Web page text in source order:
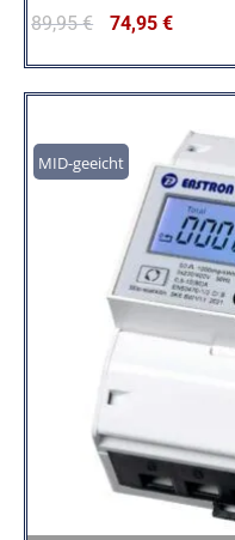
89,95€ 74,95 €
MID-geeicht